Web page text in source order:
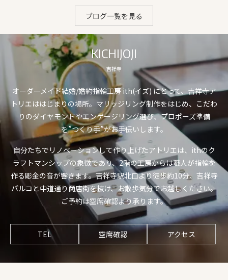
ブログ一覧を見る
KICHIJOJI
吉祥寺
オーダーメイド結婚/婚約指輪工房 ith(イズ) にとって、吉祥寺ア
トリエははじまりの場所。マリッジリング制作をはじめ、こだわ
りのダイヤモンドやエンゲージリング選び、プロポーズ準備
を”つくり手”がお手伝いします。
自分たちでリノベーションして作り上げたアトリエは、ithのク
ラフトマンシップの象徴であり、2階の工房からは職人が指輪を
作る彫金の音が響きます。吉祥寺駅北口より徒歩約10分、吉祥寺
パルコと中道通り商店街を抜け、お散歩気分でお越しください。
ご予約は空席確認より承ります。
TEL 空席確認 アクセス